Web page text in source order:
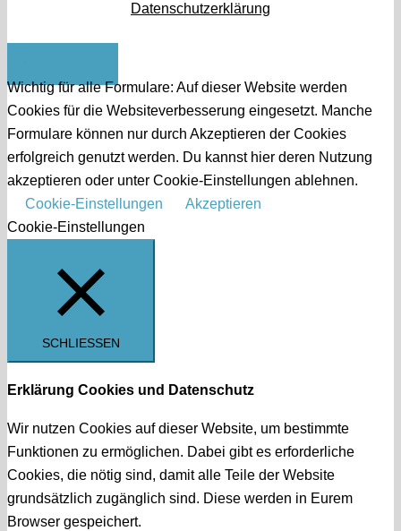
Datenschutzerklärung
Wichtig für alle Formulare: Auf dieser Website werden
Cookies für die Websiteverbesserung eingesetzt. Manche
Formulare können nur durch Akzeptieren der Cookies
erfolgreich genutzt werden. Du kannst hier deren Nutzung
akzeptieren oder unter Cookie-Einstellungen ablehnen.
Cookie-Einstellungen
Akzeptieren
Cookie-Einstellungen
SCHLIESSEN
Erklärung Cookies und Datenschutz
Wir nutzen Cookies auf dieser Website, um bestimmte
Funktionen zu ermöglichen. Dabei gibt es erforderliche
Cookies, die nötig sind, damit alle Teile der Website
grundsätzlich zugänglich sind. Diese werden in Eurem
Browser gespeichert.